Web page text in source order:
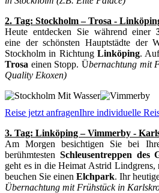
2. Tag: Stockholm – Trosa -
Heute entdecken Sie während einer
eine der schönsten Hauptstädte der
Stockholm in Richtung Linköping.
Trosa einen Stopp. Übernachtung mit
Quality Ekoxen)
Reise jetzt anfragenIhre individuelle
3. Tag: Linköping – Vimmerby -
Am Morgen besichtigen Sie bei
berühmtesten Schleusentreppen des
geht es in die Heimat Astrid Lindgrens,
beuchen Sie einen Elchpark. Ihr
Übernachtung mit Frühstück in